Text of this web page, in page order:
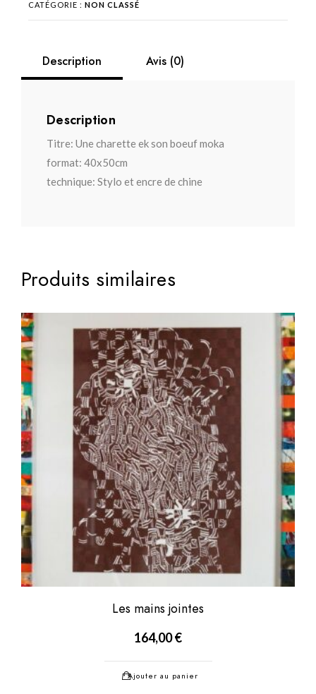
CATÉGORIE : NON CLASSÉ
Description Avis (0)
Description
Titre: Une charette ek son boeuf moka
format: 40x50cm
technique: Stylo et encre de chine
Produits similaires
Les mains jointes
164,00€
Ajouter au panier